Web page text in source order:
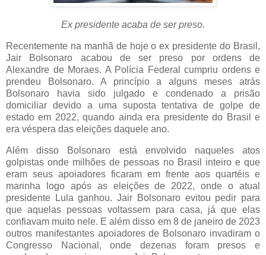
Ex presidente acaba de ser preso.
Recentemente na manhã de hoje o ex presidente do Brasil,
Jair Bolsonaro acabou de ser preso por ordens de
Alexandre de Moraes. A Polícia Federal cumpriu ordens e
prendeu Bolsonaro. A princípio a alguns meses atrás
Bolsonaro havia sido julgado e condenado a prisão
domiciliar devido a uma suposta tentativa de golpe de
estado em 2022, quando ainda era presidente do Brasil e
era véspera das eleições daquele ano.
Além disso Bolsonaro está envolvido naqueles atos
golpistas onde milhões de pessoas no Brasil inteiro e que
eram seus apoiadores ficaram em frente aos quartéis e
marinha logo após as eleições de 2022, onde o atual
presidente Lula ganhou. Jair Bolsonaro evitou pedir para
que aquelas pessoas voltassem para casa, já que elas
confiavam muito nele. E além disso em 8 de janeiro de 2023
outros manifestantes apoiadores de Bolsonaro invadiram o
Congresso Nacional, onde dezenas foram presos e